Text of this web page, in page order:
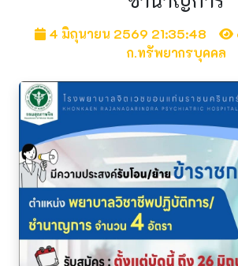
4 มิถุนายน 2569 21:35:48
ก.ทรัพยากรบุคคล